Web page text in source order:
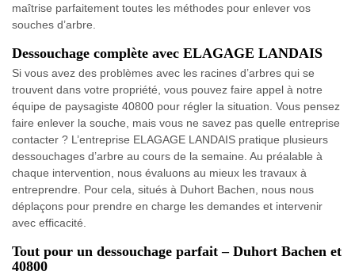
maîtrise parfaitement toutes les méthodes pour enlever vos
souches d’arbre.
Dessouchage complète avec ELAGAGE LANDAIS
Si vous avez des problèmes avec les racines d’arbres qui se
trouvent dans votre propriété, vous pouvez faire appel à notre
équipe de paysagiste 40800 pour régler la situation. Vous pensez
faire enlever la souche, mais vous ne savez pas quelle entreprise
contacter ? L’entreprise ELAGAGE LANDAIS pratique plusieurs
dessouchages d’arbre au cours de la semaine. Au préalable à
chaque intervention, nous évaluons au mieux les travaux à
entreprendre. Pour cela, situés à Duhort Bachen, nous nous
déplaçons pour prendre en charge les demandes et intervenir
avec efficacité.
Tout pour un dessouchage parfait – Duhort Bachen et
40800